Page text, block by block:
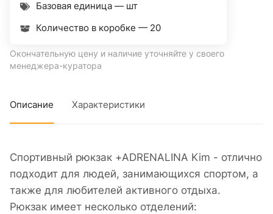
Базовая единица — шт
Количество в коробке — 20
Окончательную цену и наличие уточняйте у своего
менеджера-куратора
Описание Характеристики
Спортивный рюкзак +ADRENALINA Kim - отлично
подходит для людей, занимающихся спортом, а
также для любителей активного отдыха.
Рюкзак имеет несколько отделений: